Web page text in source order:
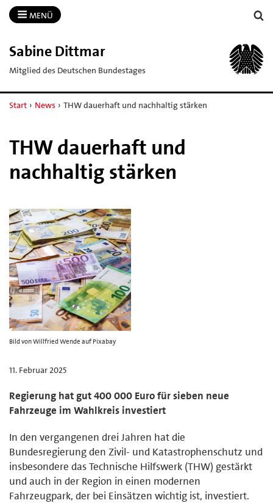
MENÜ
Sabine Dittmar
Mitglied des Deutschen Bundestages
Start › News › THW dauerhaft und nachhaltig stärken
THW dauerhaft und
nachhaltig stärken
Bild von Willfried Wende auf Pixabay
11. Februar 2025
Regierung hat gut 400 000 Euro für sieben neue
Fahrzeuge im Wahlkreis investiert
In den vergangenen drei Jahren hat die
Bundesregierung den Zivil- und Katastrophenschutz und
insbesondere das Technische Hilfswerk (THW) gestärkt
und auch in der Region in einen modernen
Fahrzeugpark, der bei Einsätzen wichtig ist, investiert.